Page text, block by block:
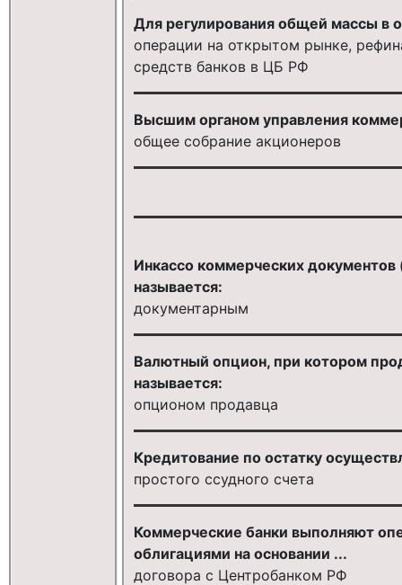
Для регулирования общей массы в
операции на открытом рынке,
средств банков в ЦБ РФ
Высшим органом управления
общее собрание акционеров
Инкассо коммерческих документов
называется:
документарным
Валютный опцион, при котором
называется:
опционом продавца
Кредитование по остатку
простого ссудного счета
Коммерческие банки выполняют
облигациями на основании ...
договора с Центробанком РФ